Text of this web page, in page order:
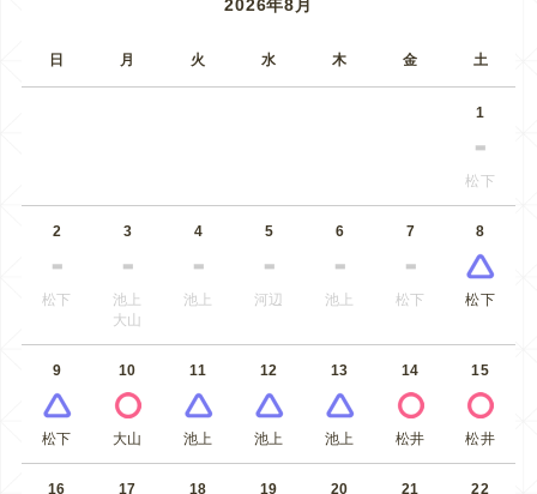
2026年8月
日 月 火 水 木 金 土
1
松下
2
松下
3
池上
大山
4
池上
5
河辺
6
池上
7
松下
8
松下
9
松下
10
大山
11
池上
12
池上
13
池上
14
松井
15
松井
16 17 18 19 20 21 22